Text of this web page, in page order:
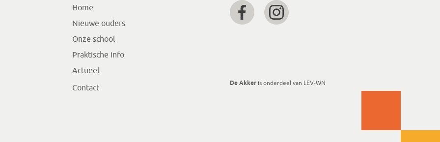
Home
Nieuwe ouders
Onze school
Praktische info
Actueel
Contact
De Akker is onderdeel van LEV-WN